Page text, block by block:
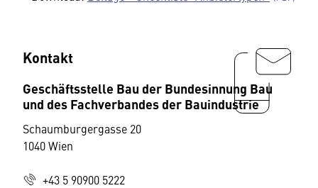
Kontakt
Geschäftsstelle Bau der Bundesinnung Bau
und des Fachverbandes der Bauindustrie
Schaumburgergasse 20
1040 Wien
+43 5 90900 5222